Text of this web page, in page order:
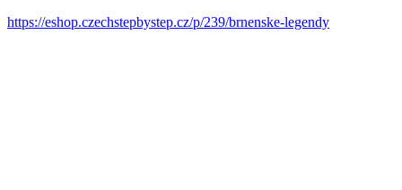
https://eshop.czechstepbystep.cz/p/239/brnenske-legendy